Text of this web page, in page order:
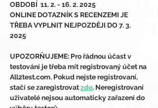
OBDOBÍ  11. 2. - 16. 2. 2025
ONLINE DOTAZNÍK S RECENZEMI JE
TŘEBA VYPLNIT NEJPOZDĚJI DO 7. 3.
2025
UPOZORŇUJEME: Pro řádnou účast v
testování je třeba mít registrovaný účet na
All2test.com. Pokud nejste registrovaní,
stačí se zaregistrovat zde. Neregistrovaní
uživatelé nejsou automaticky zařazení do